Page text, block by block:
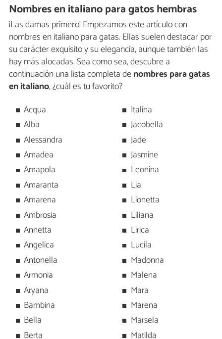
Nombres en italiano para gatos hembras
¡Las damas primero! Empezamos este artículo con
nombres en italiano para gatas. Ellas suelen destacar por
su carácter exquisito y su elegancia, aunque también las
hay más alocadas. Sea como sea, descubre a
continuación una lista completa denombres para gatas
en italiano, ¿cuál es tu favorito?
Acqua
Alba
Alessandra
Amadea
Amapola
Amaranta
Amarena
Ambrosia
Annetta
Angelica
Antonella
Armonia
Aryana
Bambina
Bella
Berta
Italina
Jacobella
Jade
Jasmine
Leonina
Lia
Lionetta
Liliana
Lirica
Lucila
Madonna
Malena
Mara
Marena
Marsela
Matilda